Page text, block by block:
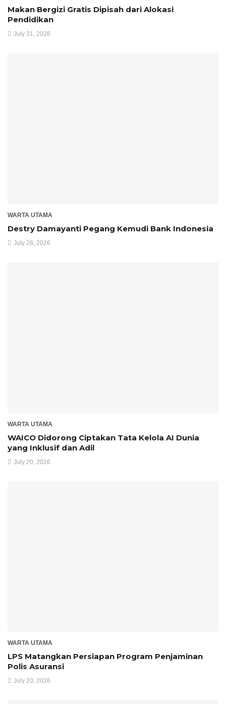
Makan Bergizi Gratis Dipisah dari Alokasi
Pendidikan
July 31, 2026
WARTA UTAMA
Destry Damayanti Pegang Kemudi Bank Indonesia
July 28, 2026
WARTA UTAMA
WAICO Didorong Ciptakan Tata Kelola AI Dunia
yang Inklusif dan Adil
July 20, 2026
WARTA UTAMA
LPS Matangkan Persiapan Program Penjaminan
Polis Asuransi
July 20, 2026